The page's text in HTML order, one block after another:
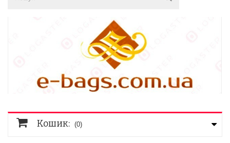
Кошик: (0)